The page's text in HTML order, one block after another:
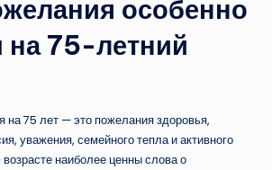
особенно
на 75-летний
на 75 лет — это пожелания здоровья,
уважения, семейного тепла и активного
наиболее ценны слова о